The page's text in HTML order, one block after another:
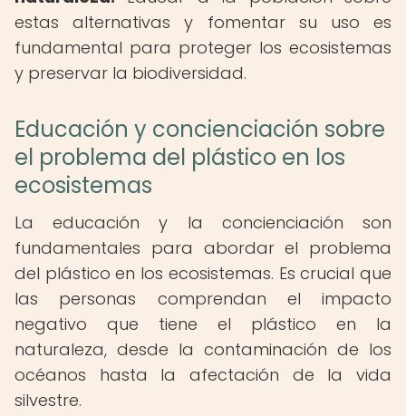
estas alternativas y fomentar su uso es
fundamental para proteger los ecosistemas
y preservar la biodiversidad.
Educación y concienciación sobre
el problema del plástico en los
ecosistemas
La educación y la concienciación son
fundamentales para abordar el problema
del plástico en los ecosistemas. Es crucial que
las personas comprendan el impacto
negativo que tiene el plástico en la
naturaleza, desde la contaminación de los
océanos hasta la afectación de la vida
silvestre.